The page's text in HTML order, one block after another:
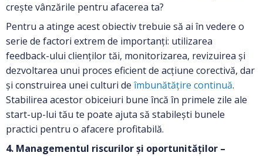
crește vânzările pentru afacerea ta?
Pentru a atinge acest obiectiv trebuie să ai în vedere o
serie de factori extrem de importanți: utilizarea
feedback-ului clienților tăi, monitorizarea, revizuirea și
dezvoltarea unui proces eficient de acțiune corectivă, dar
și construirea unei culturi de îmbunătățire continuă.
Stabilirea acestor obiceiuri bune încă în primele zile ale
start-up-lui tău te poate ajuta să stabilești bunele
practici pentru o afacere profitabilă.
4. Managementul riscurilor și oportunităților –